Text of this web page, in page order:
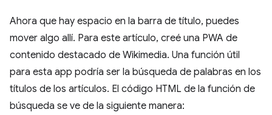
Ahora que hay espacio en la barra de título, puedes
mover algo allí. Para este artículo, creé una PWA de
contenido destacado de Wikimedia. Una función útil
para esta app podría ser la búsqueda de palabras en los
títulos de los artículos. El código HTML de la función de
búsqueda se ve de la siguiente manera: